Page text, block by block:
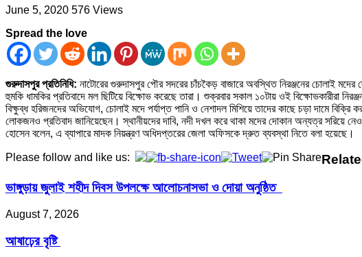
June 5, 2020 576 Views
Spread the love
গুরুদাসপুর প্রতিনিধি: নাটোরের গুরুদাসপুর পৌর সদরের চাঁচকৈড় বাজারে অবস্থিত নিরঞ্জনের চোলাই
হুমকি ধামকির প্রতিবাদে মল ছিটিয়ে বিক্ষোভ করেছে তারা। শুক্রবার সকাল ১০টায় ওই বিক্ষোভকারীরা
বিক্ষুব্ধ হরিজনদের অভিযোগ, চোলাই মদে পর্যাপ্ত পানি ও নেশাদল মিশিয়ে তাদের কাছে চড়া দামে
লোকজনও প্রতিবাদ জানিয়েছেন। স্থানীয়দের দাবি, নদী দখল করে থাকা মদের দোকান অন্যত্র সরিয়ে
হোসেন বলেন, এ ব্যাপারে মাদক নিয়ন্ত্রণ অধিদপ্তরের জেলা অফিসকে দ্রুত ব্যবস্থা নিতে বলা হয়েছে।
Please follow and like us:
ভাঙ্গুড়ায় জুলাই শহীদ দিবস উপলক্ষে আলোচনাসভা ও দোয়া অনুষ্ঠিত
August 7, 2026
আষাঢ়ের বৃষ্টি